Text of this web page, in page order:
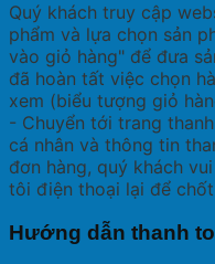
Quý khách truy cập
phẩm và lựa chọn sản
vào giỏ hàng" để đưa
đã hoàn tất việc chọn
xem (biểu tượng giỏ
- Chuyển tới trang
cá nhân và thông tin
đơn hàng, quý khách
tôi điện thoại lại để
Hướng dẫn thanh